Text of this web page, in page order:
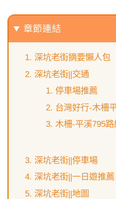
章節連結
深坑老街摘要懶人包
深坑老街||交通
停車場推薦
台灣好行-木柵
木柵-平溪795
深坑老街||停車場
深坑老街||一日遊推薦
深坑老街||地圖